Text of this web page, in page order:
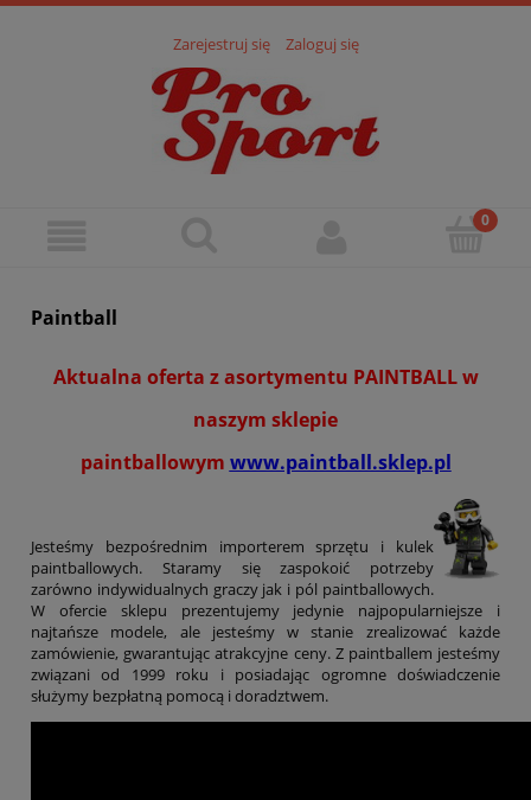
Zarejestruj się Zaloguj się
Paintball
Aktualna oferta z asortymentu PAINTBALL w
naszym sklepie
paintballowym www.paintball.sklep.pl
Jesteśmy bezpośrednim importerem sprzętu i kulek
paintballowych. Staramy się zaspokoić potrzeby
zarówno indywidualnych graczy jak i pól paintballowych.
W ofercie sklepu prezentujemy jedynie najpopularniejsze i
najtańsze modele, ale jesteśmy w stanie zrealizować każde
zamówienie, gwarantując atrakcyjne ceny. Z paintballem jesteśmy
związani od 1999 roku i posiadając ogromne doświadczenie
służymy bezpłatną pomocą i doradztwem.